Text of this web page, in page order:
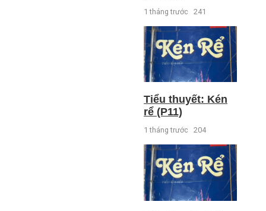
1 tháng trước 241
Tiểu thuyết: Kén
rể (P11)
1 tháng trước 204